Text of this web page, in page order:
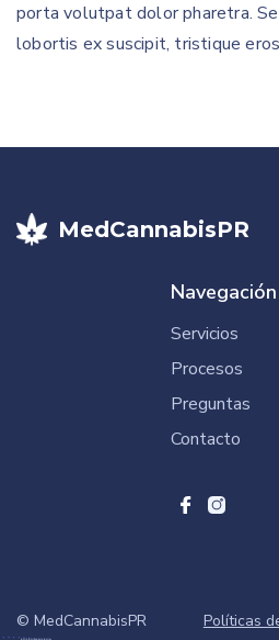
porta volutpat dolor pharetra.
lobortis ex suscipit, tristique
MedCannabisPR
Navegación
Servicios
Procesos
Preguntas
Contacto
© MedCannabisPR
Políticas